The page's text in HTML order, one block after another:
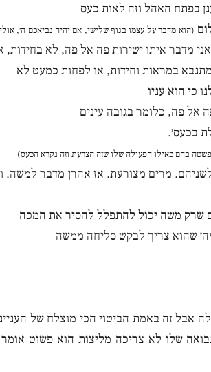
בפתח האהל וזה לאות כעס
(הוא מדבר על עצמו בגוף שלישי, אם יהיה נביאכם ה׳,
מדבר איתו ישירות פה אל פה, לא בחידות,
במראות וחידות, או לפחות כמעט לא
כי הוא עניו
פה, כלומר בגובה עינים
בכעס׳.
בהם כאילו הפעולה שלו שזה הצרעת וזה נקרא הכעס)
מרים מצורעת. אז אהרן מדבר למשה.
שרק משה יכול להתפלל להסיר את המכה
שהוא צריך לבקש סליחה ממשה
זה באמת הביטוי הכי מוצלח של
שלו לא צריכה מליצות הוא פשוט